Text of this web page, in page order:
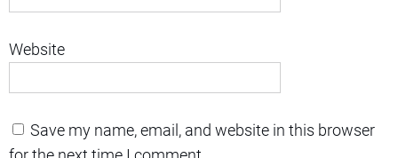
Website
Save my name, email, and website in this browser